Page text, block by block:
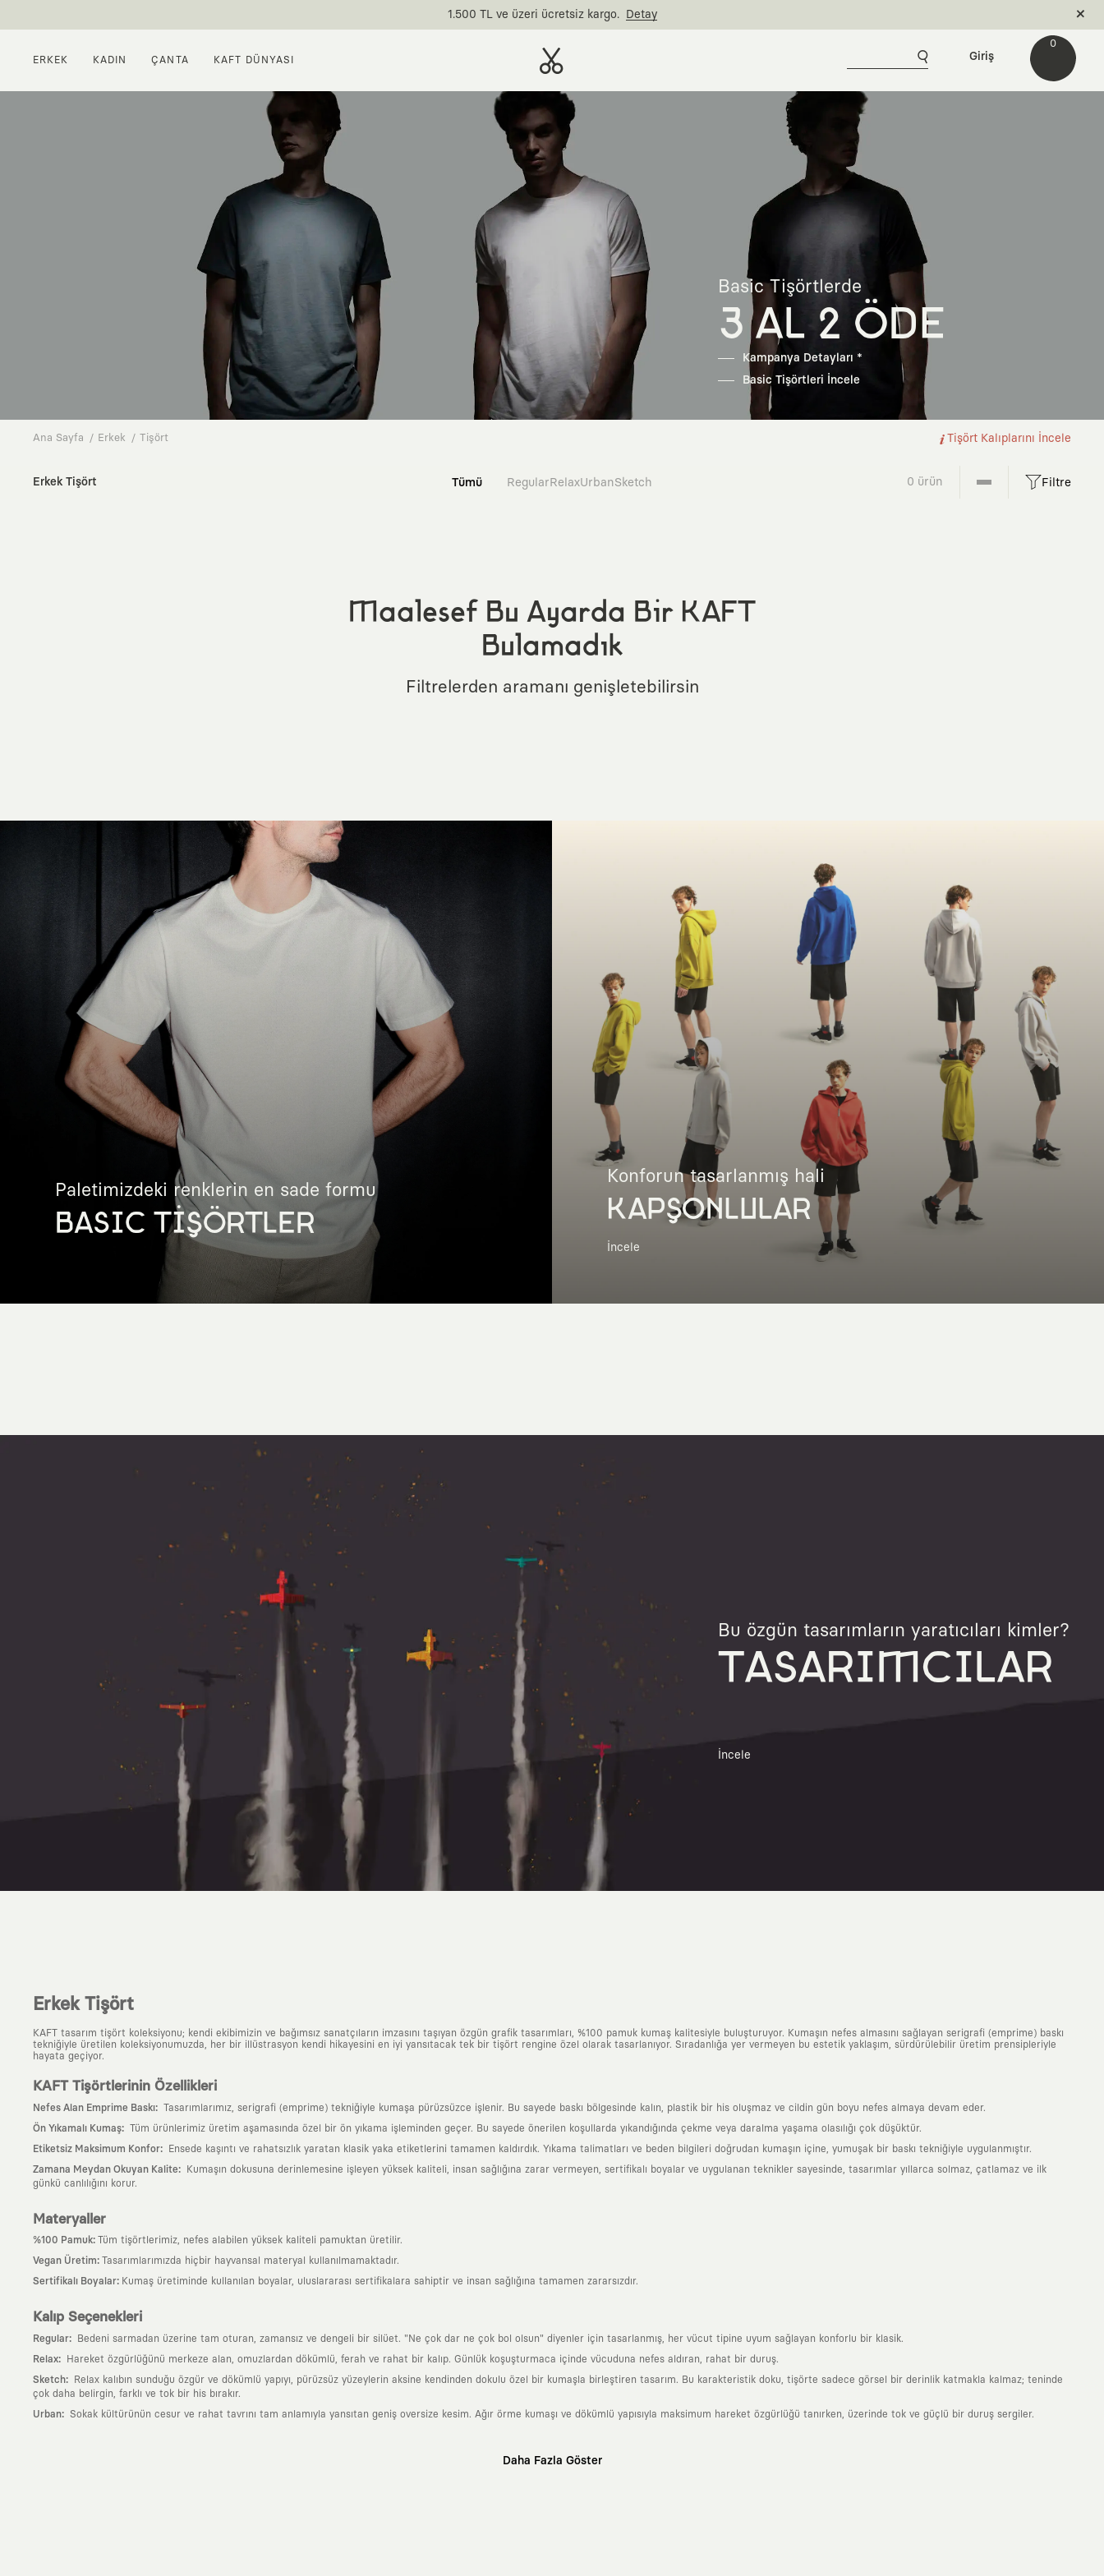
1.500 TL ve üzeri ücretsiz kargo. Detay
ERKEK KADIN ÇANTA KAFT DÜNYASI
0
Giriş
Basic Tişörtlerde
3 AL 2 ÖDE
Kampanya Detayları *
Basic Tişörtleri İncele
Ana Sayfa Erkek Tişört Tişört Kalıplarını İncele
Erkek Tişört Tümü RegularRelaxUrbanSketch 0 ürün Filtre
Maalesef Bu Ayarda Bir KAFT
Bulamadık
Filtrelerden aramanı genişletebilirsin
Paletimizdeki renklerin en sade formu
BASIC TİŞÖRTLER
Konforun tasarlanmış hali
KAPŞONLULAR
İncele
Bu özgün tasarımların yaratıcıları kimler?
TASARIMCILAR
İncele
Erkek Tişört
KAFT tasarım tişört koleksiyonu; kendi ekibimizin ve bağımsız sanatçıların imzasını taşıyan özgün grafik tasarımları, %100 pamuk kumaş kalitesiyle buluşturuyor. Kumaşın nefes almasını sağlayan serigrafi (emprime) baskı
tekniğiyle üretilen koleksiyonumuzda, her bir illüstrasyon kendi hikayesini en iyi yansıtacak tek bir tişört rengine özel olarak tasarlanıyor. Sıradanlığa yer vermeyen bu estetik yaklaşım, sürdürülebilir üretim prensipleriyle
hayata geçiyor.
KAFT Tişörtlerinin Özellikleri
Nefes Alan Emprime Baskı: Tasarımlarımız, serigrafi (emprime) tekniğiyle kumaşa pürüzsüzce işlenir. Bu sayede baskı bölgesinde kalın, plastik bir his oluşmaz ve cildin gün boyu nefes almaya devam eder.
Ön Yıkamalı Kumaş: Tüm ürünlerimiz üretim aşamasında özel bir ön yıkama işleminden geçer. Bu sayede önerilen koşullarda yıkandığında çekme veya daralma yaşama olasılığı çok düşüktür.
Etiketsiz Maksimum Konfor: Ensede kaşıntı ve rahatsızlık yaratan klasik yaka etiketlerini tamamen kaldırdık. Yıkama talimatları ve beden bilgileri doğrudan kumaşın içine, yumuşak bir baskı tekniğiyle uygulanmıştır.
Zamana Meydan Okuyan Kalite:
Kumaşın dokusuna derinlemesine işleyen yüksek kaliteli, insan sağlığına zarar vermeyen, sertifikalı boyalar ve uygulanan teknikler sayesinde, tasarımlar yıllarca solmaz, çatlamaz ve ilk
günkü canlılığını korur.
Materyaller
%100 Pamuk: Tüm tişörtlerimiz, nefes alabilen yüksek kaliteli pamuktan üretilir.
Vegan Üretim: Tasarımlarımızda hiçbir hayvansal materyal kullanılmamaktadır.
Sertifikalı Boyalar: Kumaş üretiminde kullanılan boyalar, uluslararası sertifikalara sahiptir ve insan sağlığına tamamen zararsızdır.
Kalıp Seçenekleri
Regular: Bedeni sarmadan üzerine tam oturan, zamansız ve dengeli bir silüet. "Ne çok dar ne çok bol olsun" diyenler için tasarlanmış, her vücut tipine uyum sağlayan konforlu bir klasik.
Relax: Hareket özgürlüğünü merkeze alan, omuzlardan dökümlü, ferah ve rahat bir kalıp. Günlük koşuşturmaca içinde vücuduna nefes aldıran, rahat bir duruş.
Sketch:
Relax kalıbın sunduğu özgür ve dökümlü yapıyı, pürüzsüz yüzeylerin aksine kendinden dokulu özel bir kumaşla birleştiren tasarım. Bu karakteristik doku, tişörte sadece görsel bir derinlik katmakla kalmaz; teninde
çok daha belirgin, farklı ve tok bir his bırakır.
Urban: Sokak kültürünün cesur ve rahat tavrını tam anlamıyla yansıtan geniş oversize kesim. Ağır örme kumaşı ve dökümlü yapısıyla maksimum hareket özgürlüğü tanırken, üzerinde tok ve güçlü bir duruş sergiler.
Daha Fazla Göster